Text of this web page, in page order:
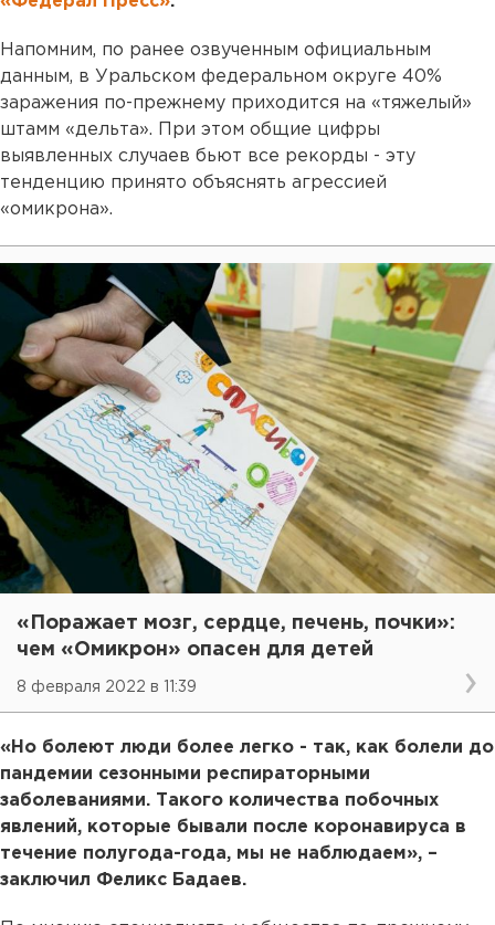
Напомним, по ранее озвученным официальным
данным, в Уральском федеральном округе 40%
заражения по-прежнему приходится на «тяжелый»
штамм «дельта». При этом общие цифры
выявленных случаев бьют все рекорды - эту
тенденцию принято объяснять агрессией
«омикрона».
«Поражает мозг, сердце, печень, почки»:
чем «Омикрон» опасен для детей
8 февраля 2022 в 11:39
«Но болеют люди более легко - так, как болели до
пандемии сезонными респираторными
заболеваниями. Такого количества побочных
явлений, которые бывали после коронавируса в
течение полугода-года, мы не наблюдаем», –
заключил Феликс Бадаев.